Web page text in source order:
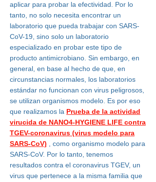
aplicar para probar la efectividad. Por lo
tanto, no solo necesita encontrar un
laboratorio que pueda trabajar con SARS-
CoV-19, sino solo un laboratorio
especializado en probar este tipo de
producto antimicrobiano. Sin embargo, en
general, en base al hecho de que, en
circunstancias normales, los laboratorios
estándar no funcionan con virus peligrosos,
se utilizan organismos modelo. Es por eso
que realizamos la Prueba de la actividad
virucida de NANO4-HYGIENE LIFE contra
TGEV-coronavirus (virus modelo para
SARS-CoV)
, como organismo modelo para
SARS-CoV. Por lo tanto, tenemos
resultados contra el coronavirus TGEV, un
virus que pertenece a la misma familia que